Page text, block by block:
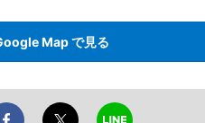
Map で見る